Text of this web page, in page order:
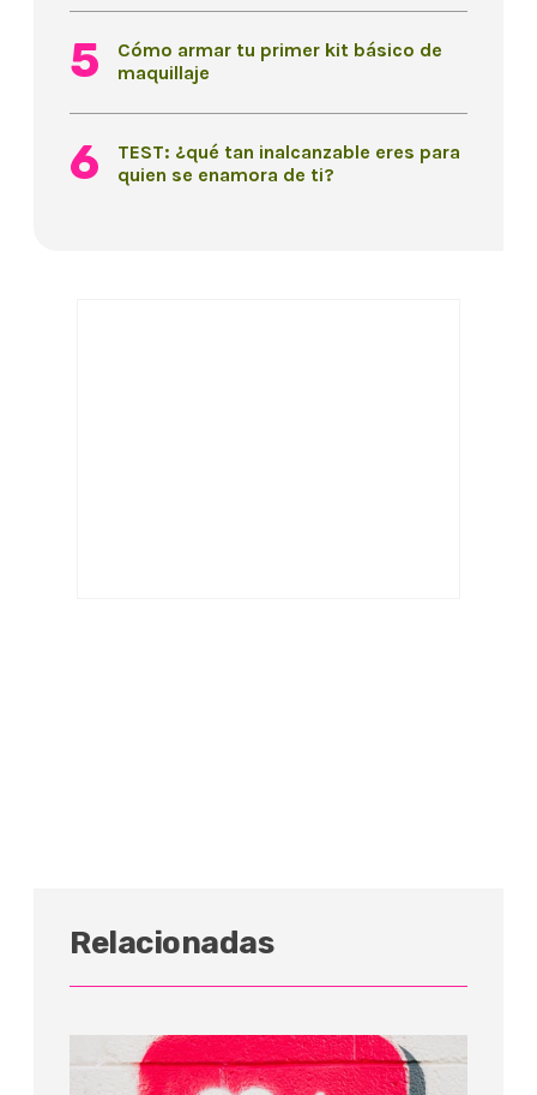
Cómo armar tu primer kit básico de
maquillaje
TEST: ¿qué tan inalcanzable eres para
quien se enamora de ti?
Relacionadas